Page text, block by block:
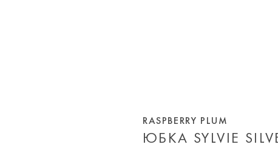
ЮБКА SYLVIE
RASPBERRY PLUM